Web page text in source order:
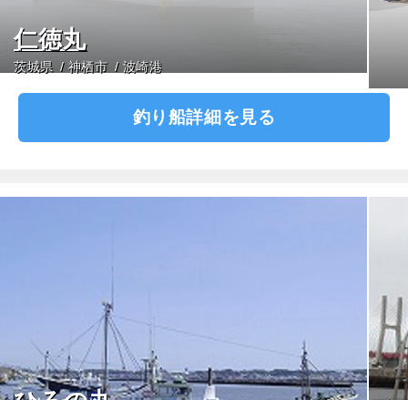
仁徳丸
茨城県 神栖市 波崎港
釣り船詳細を見る